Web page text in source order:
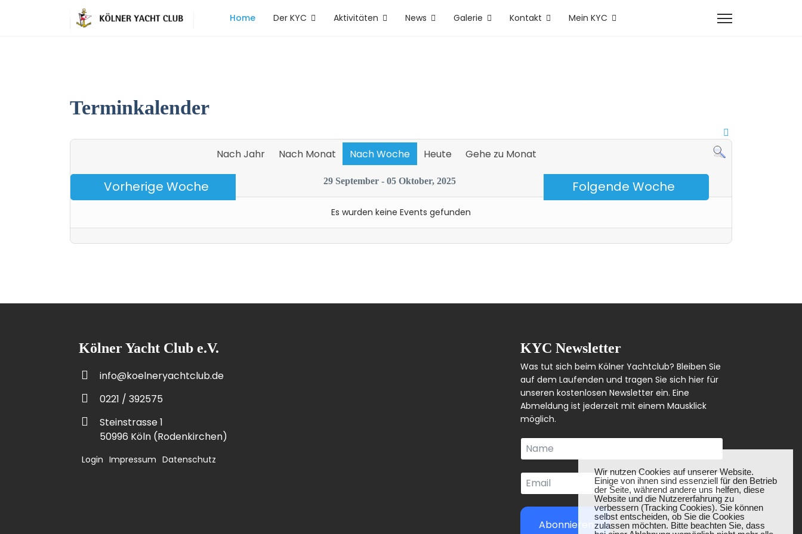
Wir nutzen Cookies auf unserer Website.
Einige von ihnen sind essenziell für den Betrieb
der Seite, während andere uns helfen, diese
Website und die Nutzererfahrung zu
verbessern (Tracking Cookies). Sie können
selbst entscheiden, ob Sie die Cookies
zulassen möchten. Bitte beachten Sie, dass
Home Der KYC Aktivitäten News Galerie Kontakt Mein KYC
Terminkalender
Nach Jahr Nach Monat Nach Woche Heute Gehe zu Monat
Vorherige Woche 29 September - 05 Oktober, 2025 Folgende Woche
Es wurden keine Events gefunden
Kölner Yacht Club e.V.
info@koelneryachtclub.de
0221 / 392575
Steinstrasse 1
50996 Köln (Rodenkirchen)
Login Impressum Datenschutz
KYC Newsletter
Was tut sich beim Kölner Yachtclub? Bleiben Sie
auf dem Laufenden und tragen Sie sich hier für
unseren kostenlosen Newsletter ein. Eine
Abmeldung ist jederzeit mit einem Mausklick
möglich.
Abonnieren